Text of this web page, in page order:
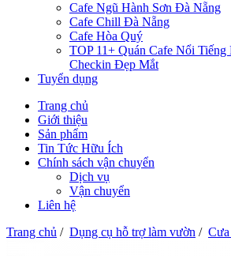
Cafe Ngũ Hành Sơn Đà Nẵng
Cafe Chill Đà Nẵng
Cafe Hòa Quý
TOP 11+ Quán Cafe Nổi
Checkin Đẹp Mắt
Tuyển dụng
Trang chủ
Giới thiệu
Sản phẩm
Tin Tức Hữu Ích
Chính sách vận chuyển
Dịch vụ
Vận chuyển
Liên hệ
Trang chủ / Dụng cụ hỗ trợ làm vườn / Cưa